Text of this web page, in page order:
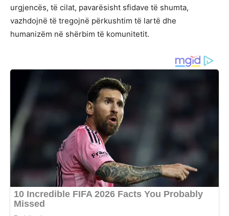
urgjencës, të cilat, pavarësisht sfidave të shumta,
vazhdojnë të tregojnë përkushtim të lartë dhe
humanizëm në shërbim të komunitetit.